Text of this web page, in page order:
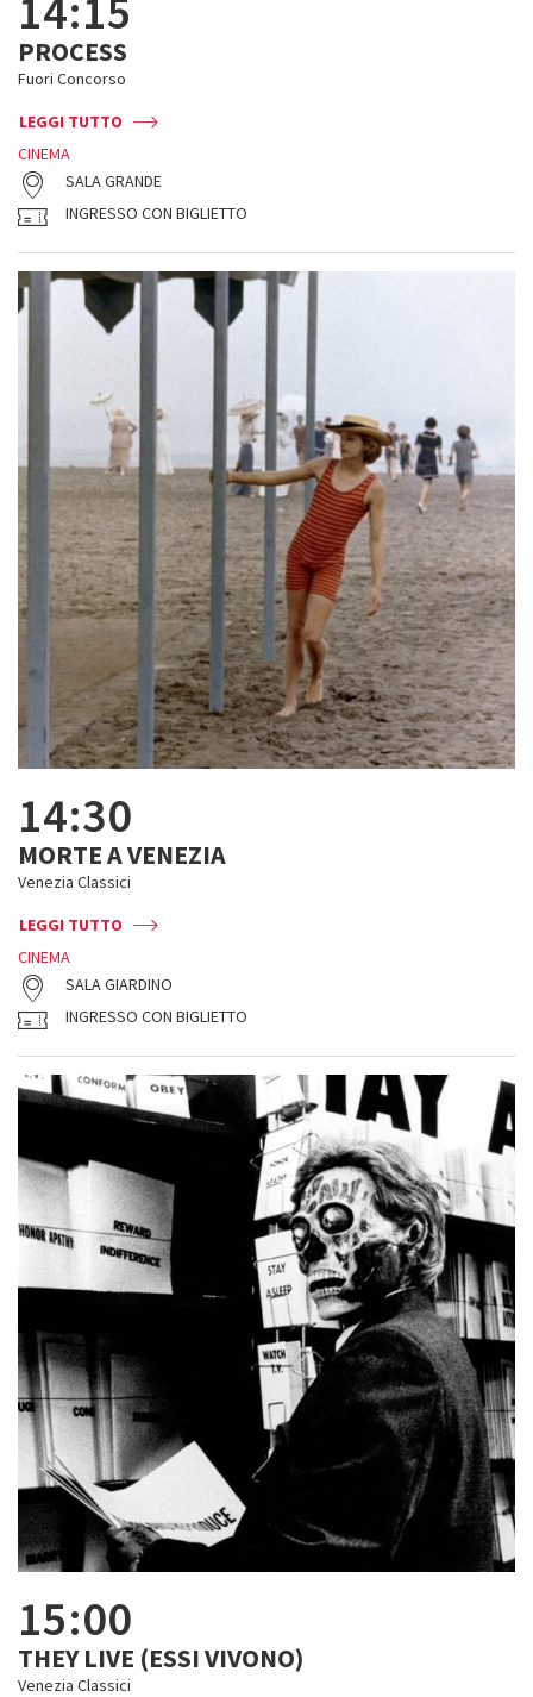
14:15
PROCESS
Fuori Concorso
LEGGI TUTTO
CINEMA
SALA GRANDE
INGRESSO CON BIGLIETTO
14:30
MORTE A VENEZIA
Venezia Classici
LEGGI TUTTO
CINEMA
SALA GIARDINO
INGRESSO CON BIGLIETTO
15:00
THEY LIVE (ESSI VIVONO)
Venezia Classici